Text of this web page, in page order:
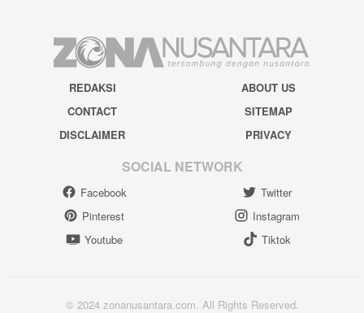
REDAKSI
ABOUT US
CONTACT
SITEMAP
DISCLAIMER
PRIVACY
SOCIAL NETWORK
Facebook
Twitter
Pinterest
Instagram
Youtube
Tiktok
© 2024 zonanusantara.com. All Rights Reserved.